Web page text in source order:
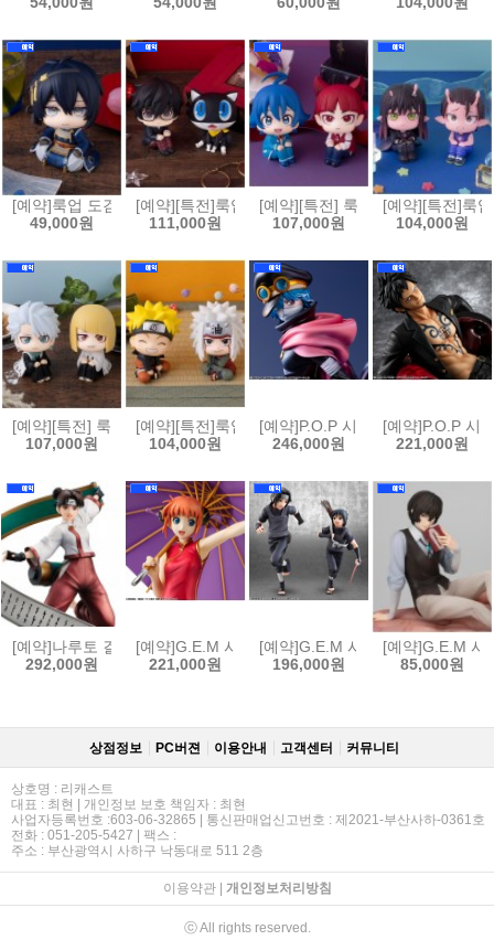
[예약]룩업 도검난무 - 미카즈키 무네치카[4535123852930]
49,000원
[예약][특전]룩업 페르소나 5 더 로열 - 주인공 & 모
111,000원
[예약][특전] 룩업 악마에 입문했
107,000원
[예약][특전]룩
104,000원
[예약][특전] 룩업 블리치 - 히츠가야 토시로 천년혈전편 & 히라코 신
107,000원
[예약][특전]룩업 나루토 질풍전 - 우즈마키 나루토
104,000원
[예약]P.O.P 시리즈 원피스 -
246,000원
[예약]P.O.P 시
221,000원
[예약]나루토 걸즈 나루토 질풍전 - 텐텐[4535123852435]
292,000원
[예약]G.E.M 시리즈 은혼 - 카구라 (한정복각판
221,000원
[예약]G.E.M 시리즈 나루토 질풍
196,000원
[예약]G.E.M 시
85,000원
상점정보 PC버젼 이용안내 고객센터 커뮤니티
상호명 : 리캐스트
대표 : 최현 | 개인정보 보호 책임자 : 최현
사업자등록번호 :603-06-32865 | 통신판매업신고번호 : 제2021-부산사하-0361호
전화 : 051-205-5427 | 팩스 :
주소 : 부산광역시 사하구 낙동대로 511 2층
이용약관| 개인정보처리방침
ⓒ All rights reserved.